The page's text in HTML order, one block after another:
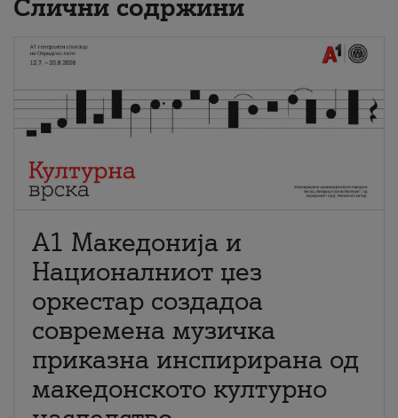
Слични содржини
А1 Македонија и
Националниот џез
оркестар создадоа
современа музичка
приказна инспирирана од
македонското културно